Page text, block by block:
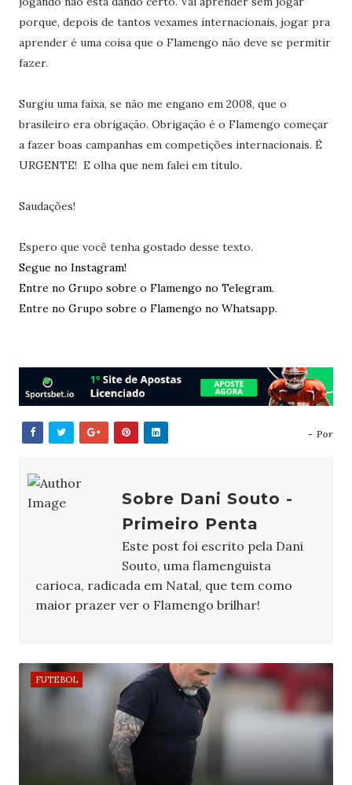
porque, depois de tantos vexames internacionais, jogar pra
aprender é uma coisa que o Flamengo não deve se permitir
fazer.
Surgiu uma faixa, se não me engano em 2008, que o
brasileiro era obrigação. Obrigação é o Flamengo começar
a fazer boas campanhas em competições internacionais. É
URGENTE! E olha que nem falei em título.
Saudações!
Espero que você tenha gostado desse texto.
Segue no Instagram!
Entre no Grupo sobre o Flamengo no Telegram.
Entre no Grupo sobre o Flamengo no Whatsapp.
- Por
Sobre Dani Souto -
Primeiro Penta
Este post foi escrito pela Dani
Souto, uma flamenguista
carioca, radicada em Natal, que tem como
maior prazer ver o Flamengo brilhar!
FUTEBOL